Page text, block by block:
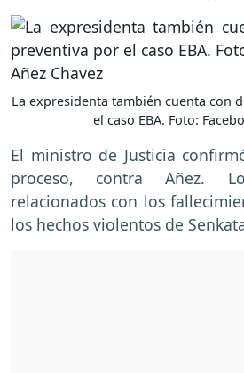
La expresidenta también cuenta con
el caso EBA. Foto:
El ministro de Justicia
proceso, contra Añez.
relacionados con los
los hechos violentos de